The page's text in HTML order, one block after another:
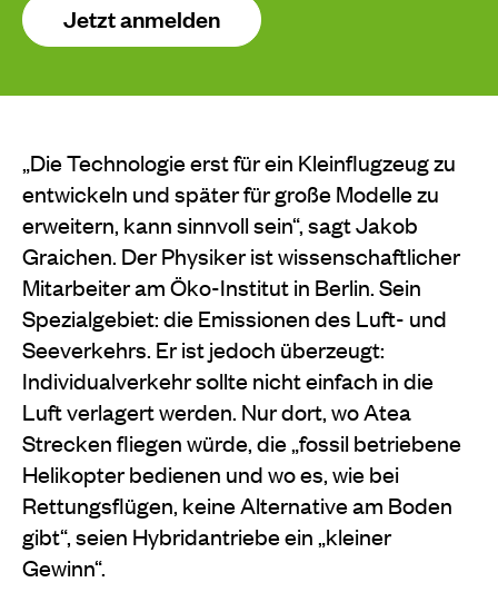
Jetzt anmelden
„Die Technologie erst für ein Kleinflugzeug zu
entwickeln und später für große Modelle zu
erweitern, kann sinnvoll sein“, sagt Jakob
Graichen. Der Physiker ist wissenschaftlicher
Mitarbeiter am Öko-Institut in Berlin. Sein
Spezialgebiet: die Emissionen des Luft- und
Seeverkehrs. Er ist jedoch überzeugt:
Individualverkehr sollte nicht einfach in die
Luft verlagert werden. Nur dort, wo Atea
Strecken fliegen würde, die „fossil betriebene
Helikopter bedienen und wo es, wie bei
Rettungsflügen, keine Alternative am Boden
gibt“, seien Hybridantriebe ein „kleiner
Gewinn“.